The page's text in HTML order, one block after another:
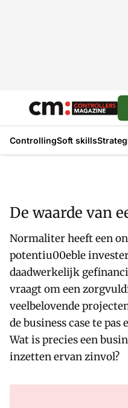
ControllingSoft skills
De waarde van
Normaliter heeft een
potentiu00eble
daadwerkelijk
vraagt om een
veelbelovende
de business case te
Wat is precies een
inzetten ervan zinvol?